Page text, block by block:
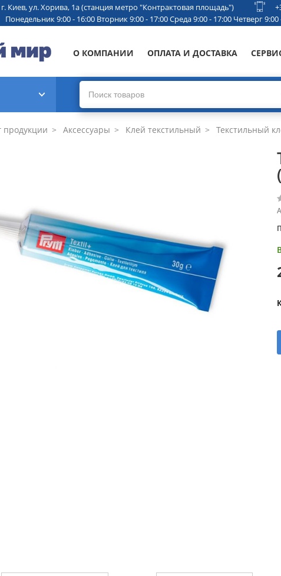
г. Киев, ул. Хорива, 1а (станция метро "Контрактовая площадь")
Понедельник 9:00 - 16:00 Вторник 9:00 - 17:00 Среда 9:00 - 17:00 Четверг
О КОМПАНИИ ОПЛАТА И ДОСТАВКА
продукции Аксессуары Клей текстильный Текстильный